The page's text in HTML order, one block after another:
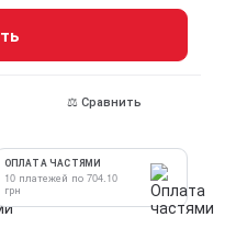
⚖ Сравнить
ОПЛАТА ЧАСТЯМИ
10 платежей по 704.10
грн